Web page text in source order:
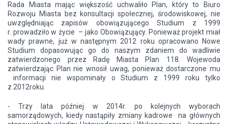
Rada Miasta mając większość uchwaliło Plan, który to Biuro
Rozwoju Miasta bez konsultacji społecznej, środowiskowej, nie
uwzględniając zapisów obowiązującego Studium z 1999
r. prowadziło w życie – jako Obowiązujący. Ponieważ projekt miał
wady prawne, już w następnym 2012 roku opracowano Nowe
Studium dopasowując go do naszym zdaniem do wadliwie
zatwierdzonego przez Radę Miasta Plan 118. Wojewoda
zatwierdzając Plan nie wnosił uwag, ponieważ dostarczone mu
informacji nie wspominały o Studium z 1999 roku tylko
z 2012roku.
- Trzy lata później w 2014r. po kolejnych wyborach
samorządowych, kiedy nastąpiły zmiany kadrowe na głównych